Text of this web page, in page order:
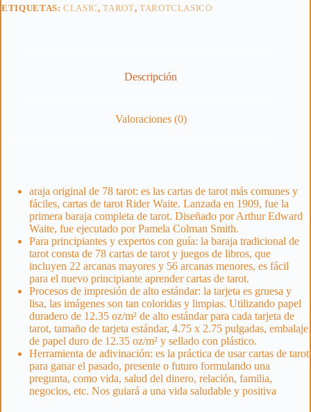
ETIQUETAS:CLASIC,TAROT, TAROTCLASICO
Descripción
Valoraciones (0)
araja original de 78 tarot: es las cartas de tarot más comunes y
fáciles, cartas de tarot Rider Waite. Lanzada en 1909, fue la
primera baraja completa de tarot. Diseñado por Arthur Edward
Waite, fue ejecutado por Pamela Colman Smith.
Para principiantes y expertos con guía: la baraja tradicional de
tarot consta de 78 cartas de tarot y juegos de libros, que
incluyen 22 arcanas mayores y 56 arcanas menores, es fácil
para el nuevo principiante aprender cartas de tarot.
Procesos de impresión de alto estándar: la tarjeta es gruesa y
lisa, las imágenes son tan coloridas y limpias. Utilizando papel
duradero de 12.35 oz/m² de alto estándar para cada tarjeta de
tarot, tamaño de tarjeta estándar, 4.75 x 2.75 pulgadas, embalaje
de papel duro de 12.35 oz/m² y sellado con plástico.
Herramienta de adivinación: es la práctica de usar cartas de tarot
para ganar el pasado, presente o futuro formulando una
pregunta, como vida, salud del dinero, relación, familia,
negocios, etc. Nos guiará a una vida saludable y positiva